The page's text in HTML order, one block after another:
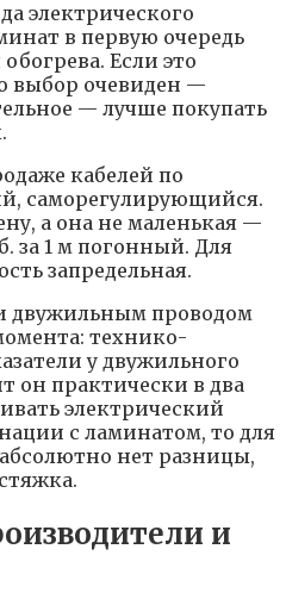
электрического
в первую очередь
Если это
выбор очевиден —
— лучше покупать
кабелей по
саморегулирующийся.
а она не маленькая —
за 1 м погонный. Для
запредельная.
двужильным проводом
технико-
у двужильного
он практически в два
электрический
с ламинатом, то для
нет разницы,
и